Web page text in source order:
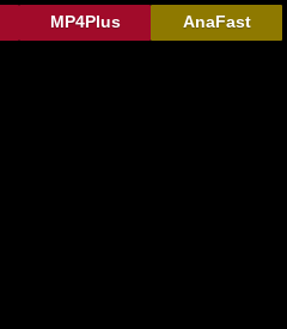
AnaFast
MP4Plus